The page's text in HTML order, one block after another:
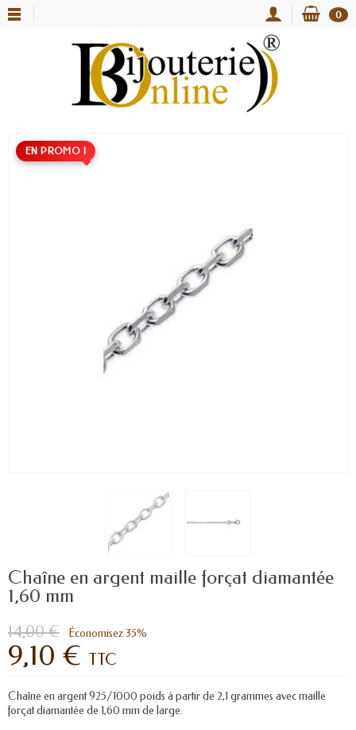
0
EN PROMO !
Chaîne en argent maille forçat diamantée
1,60 mm
14,00 € Économisez 35%
9,10 € TTC
Chaîne en argent 925/1000 poids à partir de 2,1 grammes avec maille
forçat diamantée de 1,60 mm de large.